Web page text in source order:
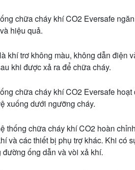
chữa cháy khí CO2 Eversafe
hiệu quả.
khí trơ không màu, không dẫn điện
khi được xả ra để chữa cháy.
chữa cháy khí CO2 Eversafe
xuống dưới ngưỡng cháy.
thống chữa cháy khí CO2 hoàn
và các thiết bị phụ trợ khác. Khi có
đường ống dẫn và vòi xả khí.